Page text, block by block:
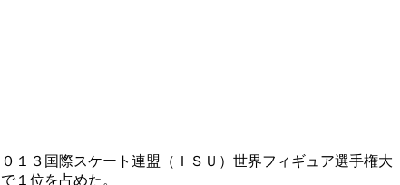
１３国際スケート連盟（ＩＳＵ）世界フィギュア選手権大
１位を占めた。